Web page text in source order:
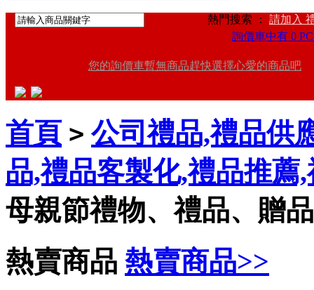
熱門搜索 ： 請加入
詢價車中有 0
您的詢價車暫無商品趕快選擇心愛的商品吧
首頁 > 公司禮品,禮品供
品,禮品客製化,禮品推薦
母親節禮物、禮品、贈
熱賣商品 熱賣商品>>